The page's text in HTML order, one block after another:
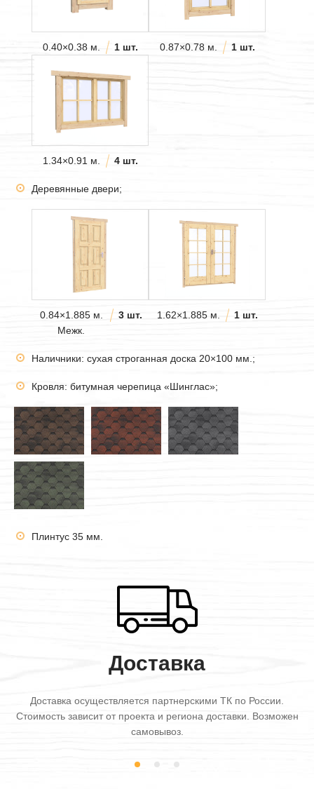
0.40×0.38 м. 1 шт. 0.87×0.78 м. 1 шт.
1.34×0.91 м. 4 шт.
Деревянные двери;
0.84×1.885 м.
Межк.
3 шт. 1.62×1.885 м. 1 шт.
Наличники: сухая строганная доска 20×100 мм.;
Кровля: битумная черепица «Шинглас»;
Плинтус 35 мм.
Доставка
Доставка осуществляется партнерскими ТК по России.
Стоимость зависит от проекта и региона доставки. Возможен
самовывоз.